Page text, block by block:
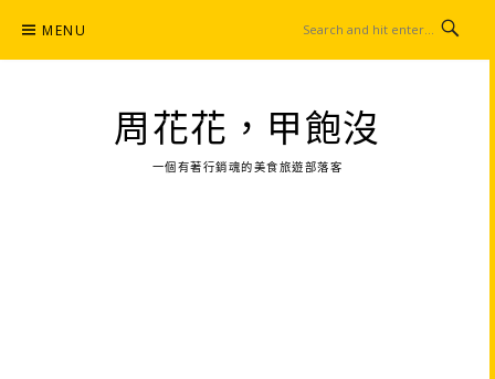
content
MENU
周花花，甲飽沒
一個有著行銷魂的美食旅遊部落客